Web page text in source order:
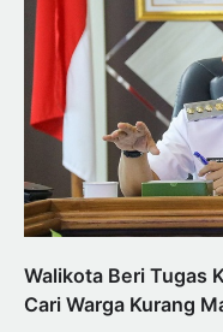
Walikota Beri Tugas
Cari Warga Kurang